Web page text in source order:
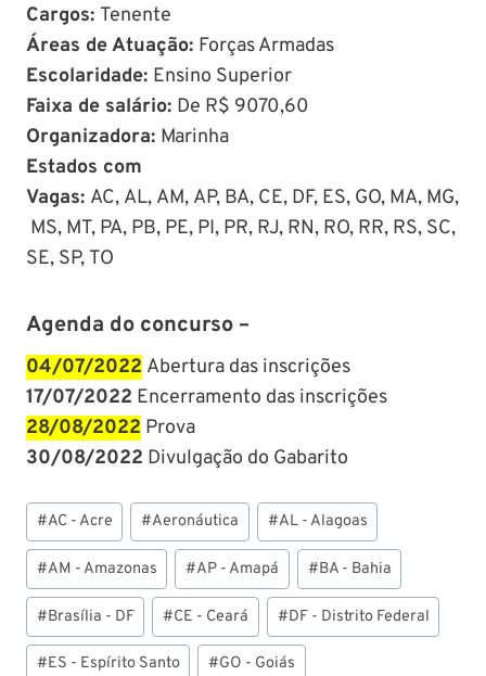
Cargos: Tenente
Áreas de Atuação: Forças Armadas
Escolaridade: Ensino Superior
Faixa de salário: De R$ 9070,60
Organizadora: Marinha
Estados com
Vagas: AC, AL, AM, AP, BA, CE, DF, ES, GO, MA, MG,
MS, MT, PA, PB, PE, PI, PR, RJ, RN, RO, RR, RS, SC,
SE, SP, TO
Agenda do concurso –
04/07/2022 Abertura das inscrições
17/07/2022 Encerramento das inscrições
28/08/2022 Prova
30/08/2022 Divulgação do Gabarito
Tags
do
Post:
#AC - Acre #Aeronáutica #AL - Alagoas
#AM - Amazonas #AP - Amapá #BA - Bahia
#Brasília - DF #CE - Ceará #DF - Distrito Federal
#ES - Espírito Santo #GO - Goiás